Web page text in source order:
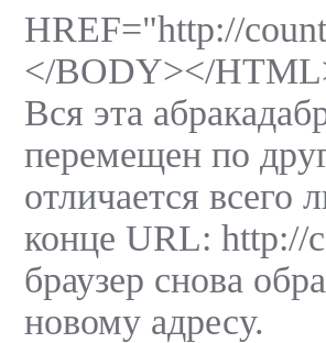
HREF="http://
</BODY></
Вся эта
перемещен по
отличается
конце URL: http://
браузер снова
новому адресу.